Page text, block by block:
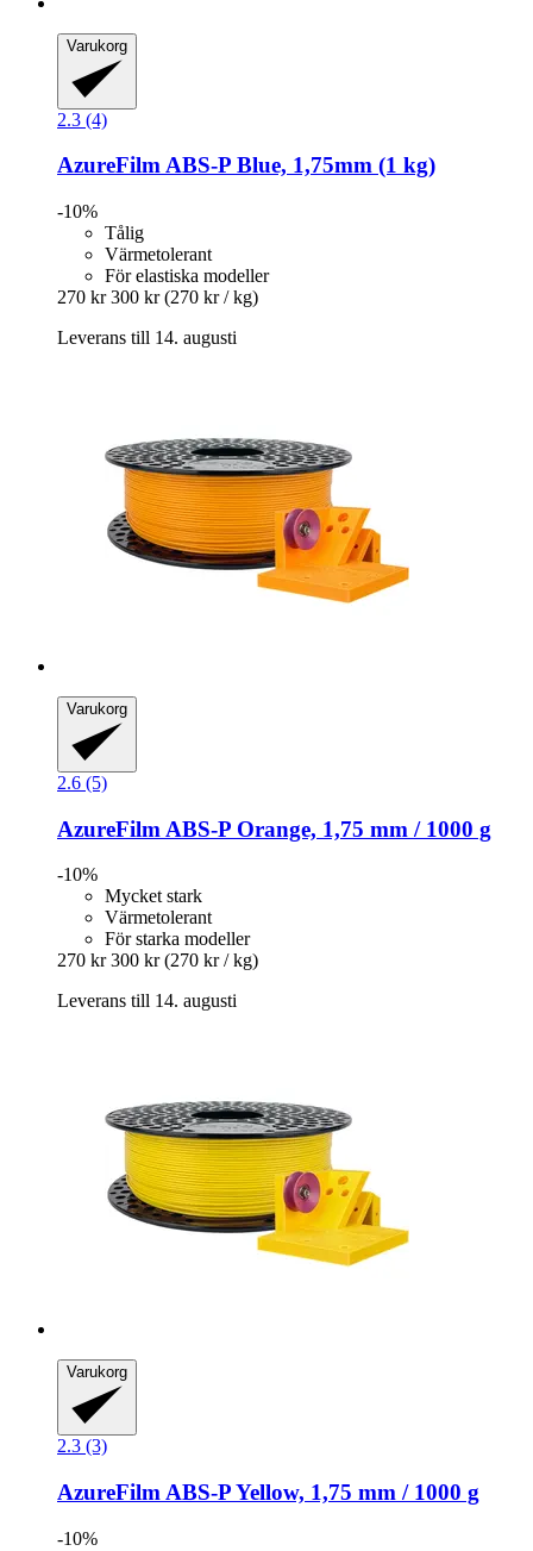
Varukorg
2.3 (4)
AzureFilmABS-​P Blue, 1,75mm (1 kg)
-10%
Tålig
Värmetolerant
För elastiska modeller
270 kr 300 kr (270 kr / kg)
Leverans till 14. augusti
Varukorg
2.6 (5)
AzureFilm ABS-​P Orange, 1,75 mm / 1000 g
-10%
Mycket stark
Värmetolerant
För starka modeller
270 kr 300 kr (270 kr / kg)
Leverans till 14. augusti
Varukorg
2.3 (3)
AzureFilm ABS-​P Yellow, 1,75 mm / 1000 g
-10%